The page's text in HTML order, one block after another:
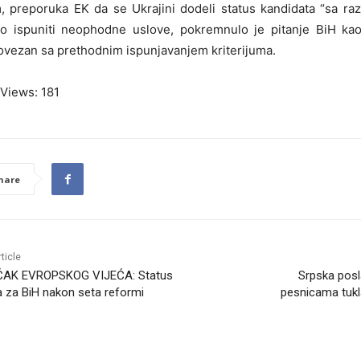
preporuka EK da se Ukrajini dodeli status kandidata “sa
ispuniti neophodne uslove, pokremnulo je pitanje BiH
sa prethodnim ispunjavanjem kriterijuma.
181
EVROPSKOG VIJEĆA: Status
za BiH nakon seta reformi
Srpska
pesnicama